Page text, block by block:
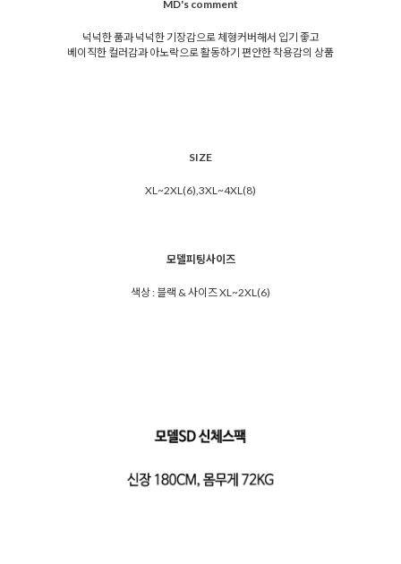
MD's comment
넉넉한 품과 넉넉한 기장감으로 체형커버해서 입기 좋고
베이직한 컬러감과 아노락으로 활동하기 편안한 착용감의 상품
SIZE
XL~2XL(6),3XL~4XL(8)
모델피팅사이즈
색상 : 블랙 & 사이즈 XL~2XL(6)